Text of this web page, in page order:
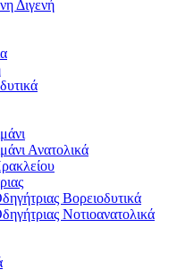
Διγενή
Ανατολικά
Βορειοδυτικά
Νοτιοανατολικά